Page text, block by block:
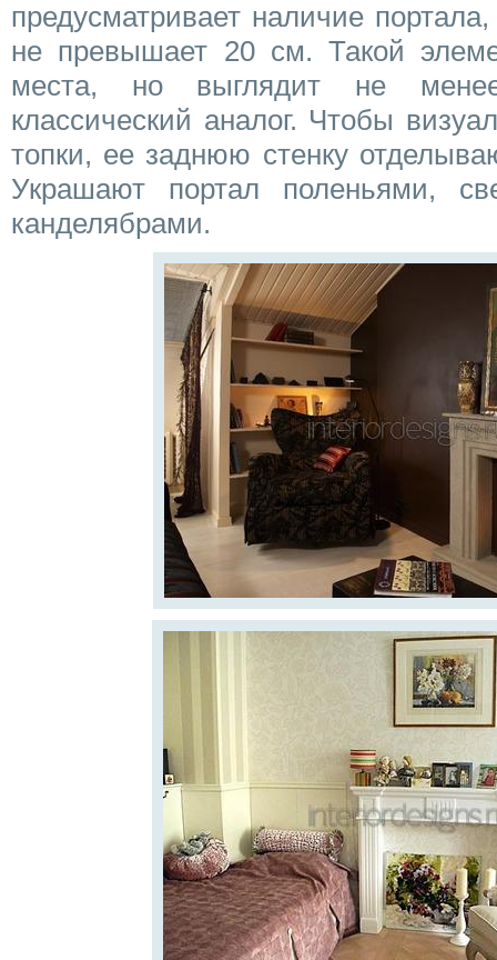
предусматривает наличие
не превышает 20 см. Такой
места, но выглядит не
классический аналог. Чтобы
топки, ее заднюю стенку
Украшают портал поленьями,
канделябрами.